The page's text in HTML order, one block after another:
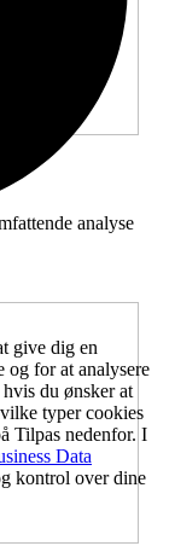
analyse
give dig en
og for at analysere
du ønsker at
typer cookies
Tilpas nedenfor. I
Data
kontrol over dine